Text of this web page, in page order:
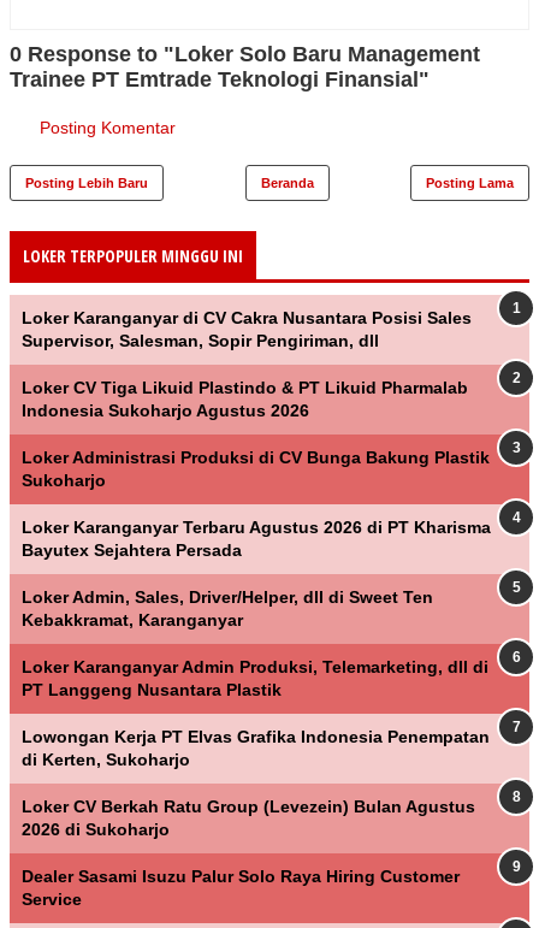
0 Response to "Loker Solo Baru Management
Trainee PT Emtrade Teknologi Finansial"
Posting Komentar
Posting Lebih Baru Posting Lama
Beranda
LOKER TERPOPULER MINGGU INI
Loker Karanganyar di CV Cakra Nusantara Posisi Sales
Supervisor, Salesman, Sopir Pengiriman, dll
Loker CV Tiga Likuid Plastindo & PT Likuid Pharmalab
Indonesia Sukoharjo Agustus 2026
Loker Administrasi Produksi di CV Bunga Bakung Plastik
Sukoharjo
Loker Karanganyar Terbaru Agustus 2026 di PT Kharisma
Bayutex Sejahtera Persada
Loker Admin, Sales, Driver/Helper, dll di Sweet Ten
Kebakkramat, Karanganyar
Loker Karanganyar Admin Produksi, Telemarketing, dll di
PT Langgeng Nusantara Plastik
Lowongan Kerja PT Elvas Grafika Indonesia Penempatan
di Kerten, Sukoharjo
Loker CV Berkah Ratu Group (Levezein) Bulan Agustus
2026 di Sukoharjo
Dealer Sasami Isuzu Palur Solo Raya Hiring Customer
Service